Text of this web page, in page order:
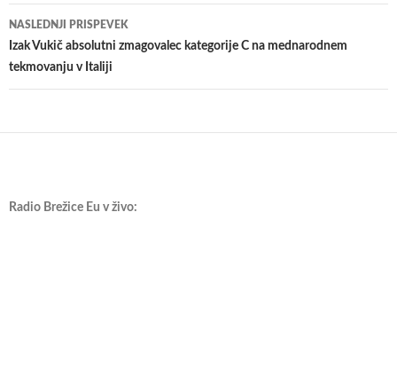
NASLEDNJI PRISPEVEK
Izak Vukič absolutni zmagovalec kategorije C na mednarodnem
tekmovanju v Italiji
Radio Brežice Eu v živo: